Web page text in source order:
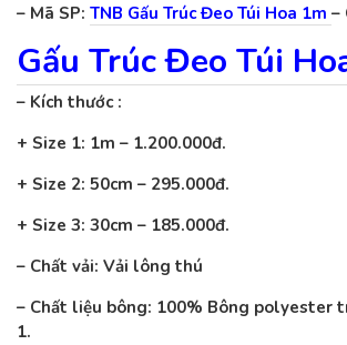
– Mã SP: TNB Gấu Trúc Đeo Túi Hoa 1m –
Gấu Trúc Đeo Túi
– Kích thước :
+ Size 1: 1m – 1.200.000đ.
+ Size 2: 50cm – 295.000đ.
+ Size 3: 30cm – 185.000đ.
– Chất vải: Vải lông thú
– Chất liệu bông: 100% Bông polyester
1.